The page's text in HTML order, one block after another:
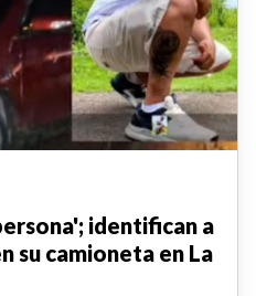
identifican a
su camioneta en La